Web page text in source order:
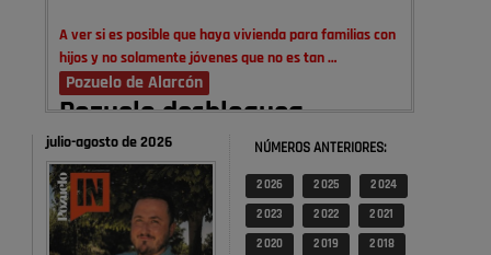
A ver si es posible que haya vivienda para familias con
hijos y no solamente jóvenes que no es tan …
Pozuelo de Alarcón
Pozuelo desbloquea
definitivamente Huerta
Grande: las obras …
Donde pueden inscribirse las personas empadronados
en Pozuelo para la vivienda asequible .
julio-agosto de 2026 NÚMEROS ANTERIORES:
2 026 2 025 2 024
2 023 2 022 2 021
2 020 2 019 2 018